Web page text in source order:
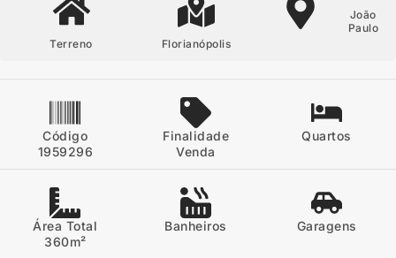
Terreno Florianópolis
João
Paulo
Código
1959296
Finalidade
Venda
Quartos
Área Total
360m²
Banheiros Garagens